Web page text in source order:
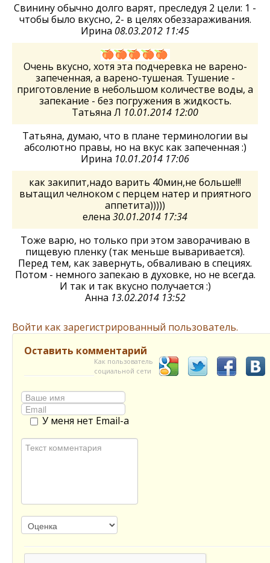
Свинину обычно долго варят, преследуя 2 цели: 1 -
чтобы было вкусно, 2- в целях обеззараживания.
Ирина 08.03.2012 11:45
Очень вкусно, хотя эта подчеревка не варено-
запеченная, а варено-тушеная. Тушение -
приготовление в небольшом количестве воды, а
запекание - без погружения в жидкость.
Татьяна Л 10.01.2014 12:00
Татьяна, думаю, что в плане терминологии вы
абсолютно правы, но на вкус как запеченная :)
Ирина 10.01.2014 17:06
как закипит,надо варить 40мин,не больше!!!
вытащил челноком с перцем натер и приятного
аппетита)))))
елена 30.01.2014 17:34
Тоже варю, но только при этом заворачиваю в
пищевую пленку (так меньше вываривается).
Перед тем, как завернуть, обваливаю в специях.
Потом - немного запекаю в духовке, но не всегда.
И так и так вкусно получается :)
Анна 13.02.2014 13:52
Войти как зарегистрированный пользователь.
Оставить комментарий
Как пользователь
социальной сети
У меня нет Email-а